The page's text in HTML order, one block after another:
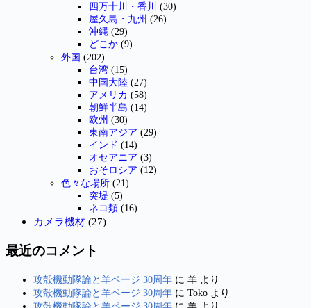
四万十川・香川
(30)
屋久島・九州 (26)
沖縄 (29)
どこか (9)
外国 (202)
台湾 (15)
中国大陸 (27)
アメリカ (58)
朝鮮半島 (14)
欧州 (30)
東南アジア (29)
インド (14)
オセアニア (3)
おそロシア (12)
色々な場所 (21)
突堤 (5)
ネコ類 (16)
カメラ機材 (27)
最近のコメント
攻殻機動隊論と羊ページ 30周年 に 羊 より
攻殻機動隊論と羊ページ 30周年 に Toko より